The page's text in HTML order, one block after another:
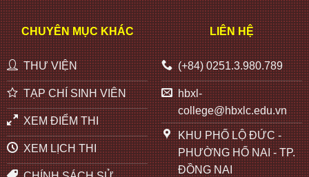
CHUYÊN MỤC KHÁC
THƯ VIỆN
TẠP CHÍ SINH VIÊN
XEM ĐIỂM THI
XEM LỊCH THI
LIÊN HỆ
(+84) 0251.3.980.789
hbxl-
college@hbxlc.edu.vn
KHU PHỐ LỘ ĐỨC -
PHƯỜNG HỐ NAI - TP.
ĐỒNG NAI